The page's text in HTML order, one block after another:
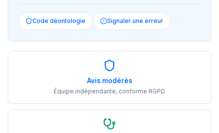
Code déontologie Signaler une erreur
Avis modérés
Équipe indépendante, conforme RGPD